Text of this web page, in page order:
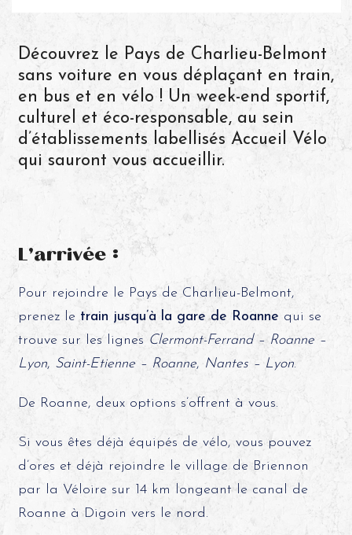
Découvrez le Pays de Charlieu-Belmont
sans voiture en vous déplaçant en train,
en bus et en vélo ! Un week-end sportif,
culturel et éco-responsable, au sein
d’établissements labellisés Accueil Vélo
qui sauront vous accueillir.
L’arrivée :
Pour rejoindre le Pays de Charlieu-Belmont,
prenez letrain jusqu’à la gare de Roanne qui se
trouve sur les lignes Clermont-Ferrand – Roanne –
Lyon, Saint-Etienne – Roanne,Nantes – Lyon.
De Roanne, deux options s’offrent à vous.
Si vous êtes déjà équipés de vélo, vous pouvez
d’ores et déjà rejoindre le village de Briennon
par la Véloire sur 14 km longeant le canal de
Roanne à Digoin vers le nord.